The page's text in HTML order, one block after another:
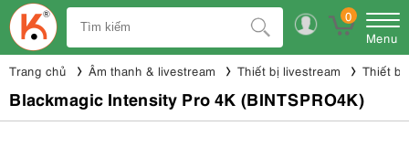
0
Menu
Trang chủ Âm thanh & livestream Thiết bị livestream Thiết bị
Blackmagic Intensity Pro 4K (BINTSPRO4K)